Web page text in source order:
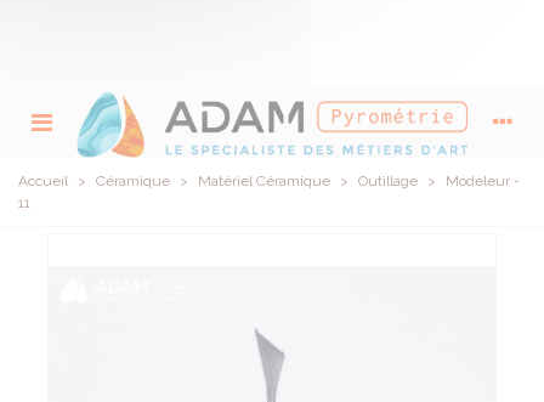
Accueil > Céramique > Matériel Céramique > Outillage >
Modeleur -
11